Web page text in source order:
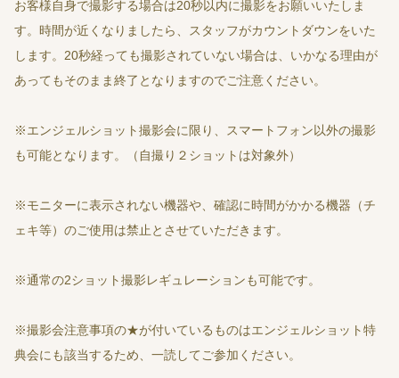
お客様自身で撮影する場合は20秒以内に撮影をお願いいたしま
す。時間が近くなりましたら、スタッフがカウントダウンをいた
します。20秒経っても撮影されていない場合は、いかなる理由が
あってもそのまま終了となりますのでご注意ください。
※エンジェルショット撮影会に限り、スマートフォン以外の撮影
も可能となります。（自撮り２ショットは対象外）
※モニターに表示されない機器や、確認に時間がかかる機器（チ
ェキ等）のご使用は禁止とさせていただきます。
※通常の2ショット撮影レギュレーションも可能です。
※撮影会注意事項の★が付いているものはエンジェルショット特
典会にも該当するため、一読してご参加ください。